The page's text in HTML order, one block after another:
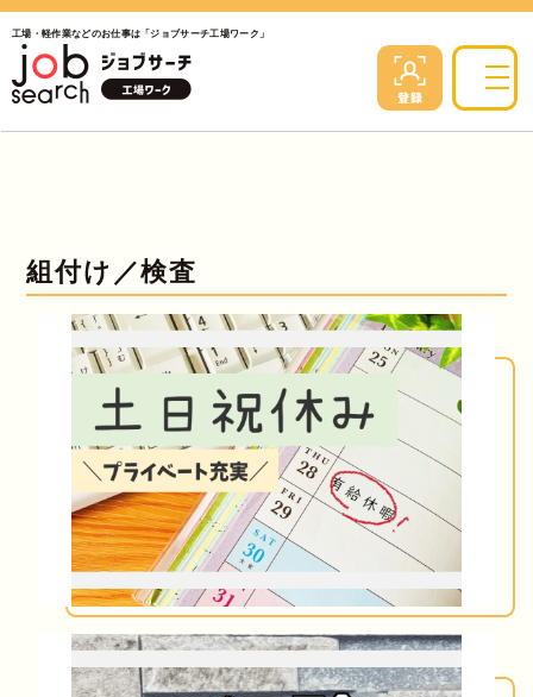
工場・軽作業などのお仕事は「ジョブサーチ工場ワーク」
組付け／検査